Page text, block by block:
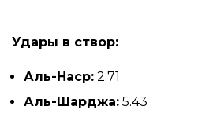
Удары в створ:
Аль-Наср: 2.71
Аль-Шарджа: 5.43